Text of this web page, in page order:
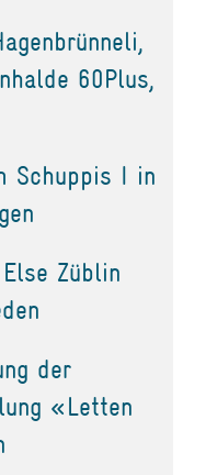
60Plus,
Schuppis I in
Züblin
der
«Letten